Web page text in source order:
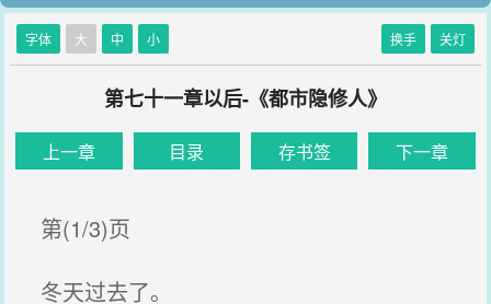
字体 大 中 小 换手 关灯
第七十一章以后-《都市隐修人》
上一章 目录 存书签 下一章
第(1/3)页
冬天过去了。